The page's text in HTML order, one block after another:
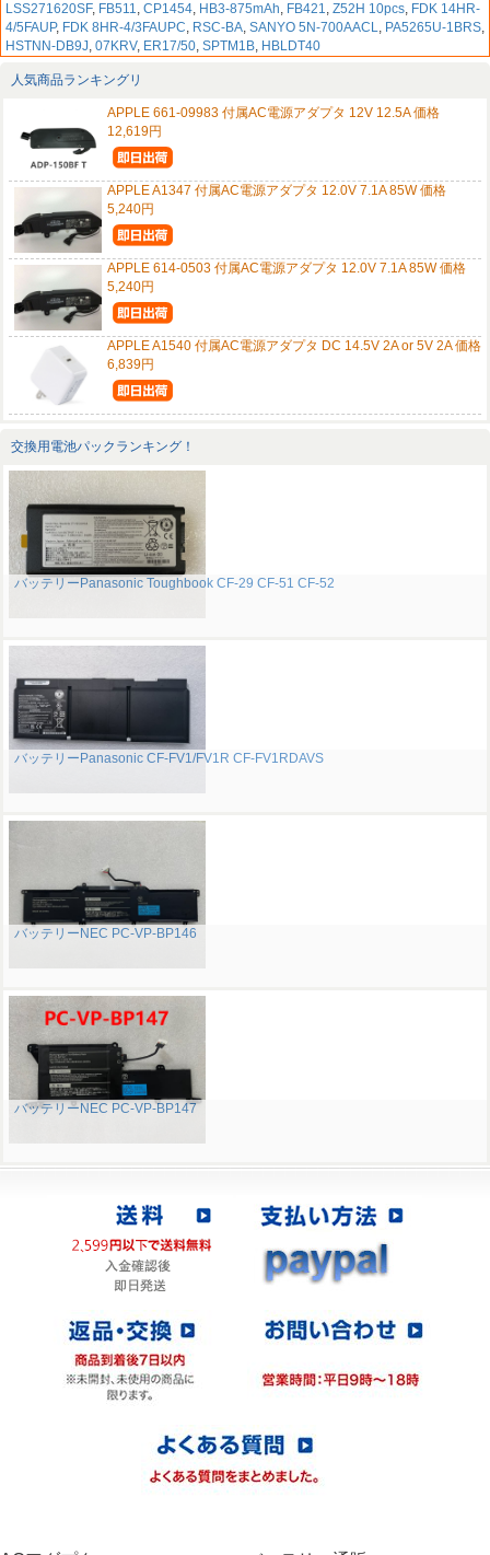
LSS271620SF, FB511, CP1454, HB3-875mAh, FB421, Z52H 10pcs, FDK 14HR-
4/5FAUP, FDK 8HR-4/3FAUPC, RSC-BA, SANYO 5N-700AACL, PA5265U-1BRS,
HSTNN-DB9J, 07KRV, ER17/50, SPTM1B, HBLDT40
人気商品ランキングリ
APPLE 661-09983 付属AC電源アダプタ 12V 12.5A 価格
12,619円
APPLE A1347 付属AC電源アダプタ 12.0V 7.1A 85W 価格
5,240円
APPLE 614-0503 付属AC電源アダプタ 12.0V 7.1A 85W 価格
5,240円
APPLE A1540 付属AC電源アダプタ DC 14.5V 2A or 5V 2A 価格
6,839円
交換用電池パックランキング！
バッテリーPanasonic Toughbook CF-29 CF-51 CF-52
バッテリーPanasonic CF-FV1/FV1R CF-FV1RDAVS
バッテリーNEC PC-VP-BP146
バッテリーNEC PC-VP-BP147